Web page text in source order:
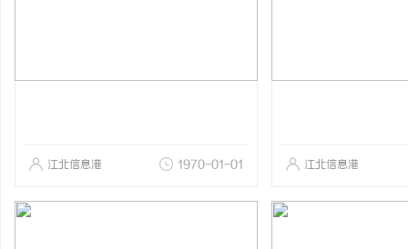
江北信息港 1970-01-01 江北信息港